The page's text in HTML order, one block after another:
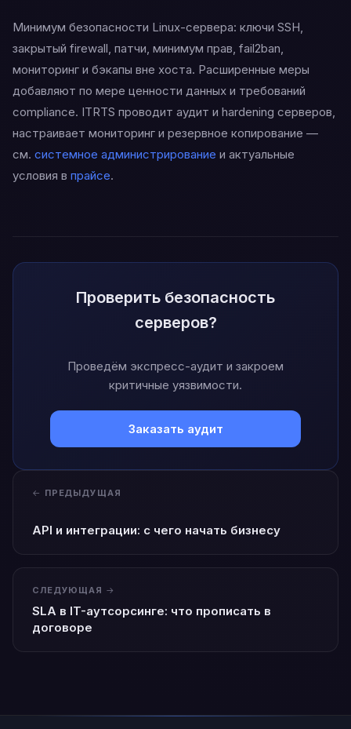
Минимум безопасности Linux-сервера: ключи SSH,
закрытый firewall, патчи, минимум прав, fail2ban,
мониторинг и бэкапы вне хоста. Расширенные меры
добавляют по мере ценности данных и требований
compliance. ITRTS проводит аудит и hardening серверов,
настраивает мониторинг и резервное копирование —
см. системное администрирование и актуальные
условия в прайсе.
Проверить безопасность
серверов?
Проведём экспресс-аудит и закроем
критичные уязвимости.
Заказать аудит
ПРЕДЫДУЩАЯ
API и интеграции: с чего начать бизнесу
СЛЕДУЮЩАЯ
SLA в IT-аутсорсинге: что прописать в
договоре